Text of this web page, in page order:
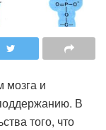
и
В
того, что